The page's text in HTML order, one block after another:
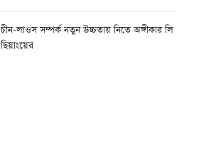
চীন-লাওস সম্পর্ক নতুন উচ্চতায় নিতে অঙ্গীকার লি
ছিয়াংয়ের